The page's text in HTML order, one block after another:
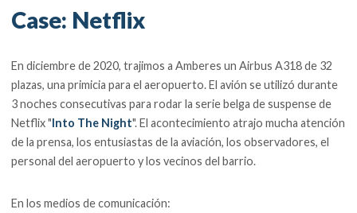
Case: Netflix
En diciembre de 2020, trajimos a Amberes un Airbus A318 de 32
plazas, una primicia para el aeropuerto. El avión se utilizó durante
3 noches consecutivas para rodar la serie belga de suspense de
Netflix "Into The Night". El acontecimiento atrajo mucha atención
de la prensa, los entusiastas de la aviación, los observadores, el
personal del aeropuerto y los vecinos del barrio.
En los medios de comunicación: